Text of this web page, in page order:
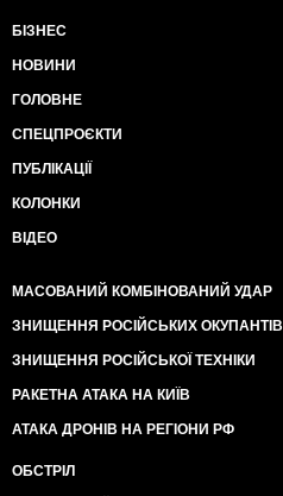
БІЗНЕС
НОВИНИ
ГОЛОВНЕ
СПЕЦПРОЄКТИ
ПУБЛІКАЦІЇ
КОЛОНКИ
ВІДЕО
МАСОВАНИЙ КОМБІНОВАНИЙ УДАР
ЗНИЩЕННЯ РОСІЙСЬКИХ ОКУПАНТІВ
ЗНИЩЕННЯ РОСІЙСЬКОЇ ТЕХНІКИ
РАКЕТНА АТАКА НА КИЇВ
АТАКА ДРОНІВ НА РЕГІОНИ РФ
ОБСТРІЛ